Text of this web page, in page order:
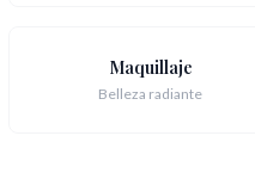
Maquillaje
Belleza radiante